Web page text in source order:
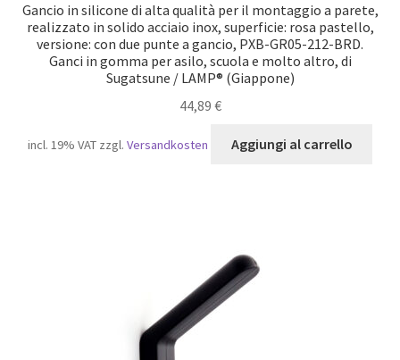
Gancio in silicone di alta qualità per il montaggio a parete,
realizzato in solido acciaio inox, superficie: rosa pastello,
versione: con due punte a gancio, PXB-GR05-212-BRD.
Ganci in gomma per asilo, scuola e molto altro, di
Sugatsune / LAMP® (Giappone)
44,89 €
incl. 19% VAT zzgl. Versandkosten Aggiungi al carrello